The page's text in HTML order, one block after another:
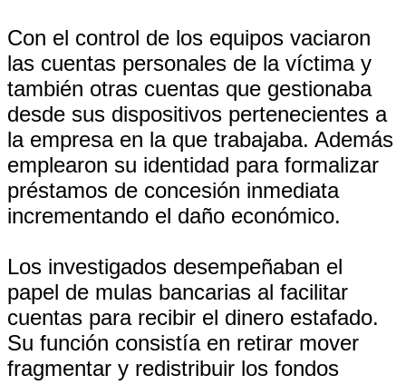
Con el control de los equipos vaciaron
las cuentas personales de la víctima y
también otras cuentas que gestionaba
desde sus dispositivos pertenecientes a
la empresa en la que trabajaba. Además
emplearon su identidad para formalizar
préstamos de concesión inmediata
incrementando el daño económico.
Los investigados desempeñaban el
papel de mulas bancarias al facilitar
cuentas para recibir el dinero estafado.
Su función consistía en retirar mover
fragmentar y redistribuir los fondos